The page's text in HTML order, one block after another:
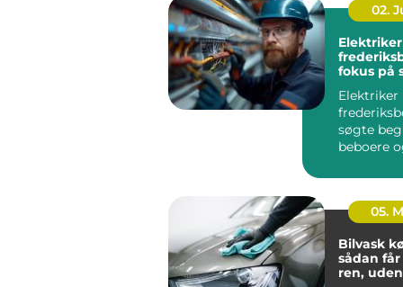
02.
Elektriker
fokus på
Elektriker
søgte
beboere
brug for
05.
Bilvask
sådan
ren,